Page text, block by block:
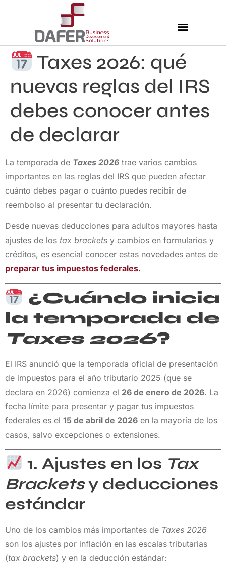
Taxes 2026: qué
nuevas reglas del IRS
debes conocer antes
de declarar
La temporada de Taxes 2026 trae varios cambios
importantes en las reglas del IRS que pueden afectar
cuánto debes pagar o cuánto puedes recibir de
reembolso al presentar tu declaración.
Desde nuevas deducciones para adultos mayores hasta
ajustes de los tax brackets y cambios en formularios y
créditos, es esencial conocer estas novedades antes de
preparar tus impuestos federales.
¿Cuándo inicia
la temporada de
Taxes 2026?
El IRS anunció que la temporada oficial de presentación
de impuestos para el año tributario 2025 (que se
declara en 2026) comienza el 26 de enero de 2026. La
fecha límite para presentar y pagar tus impuestos
federales es el 15 de abril de 2026 en la mayoría de los
casos, salvo excepciones o extensiones.
1. Ajustes en los Tax
Bracketsy deducciones
estándar
Uno de los cambios más importantes de Taxes 2026
son los ajustes por inflación en las escalas tributarias
(tax brackets) y en la deducción estándar: